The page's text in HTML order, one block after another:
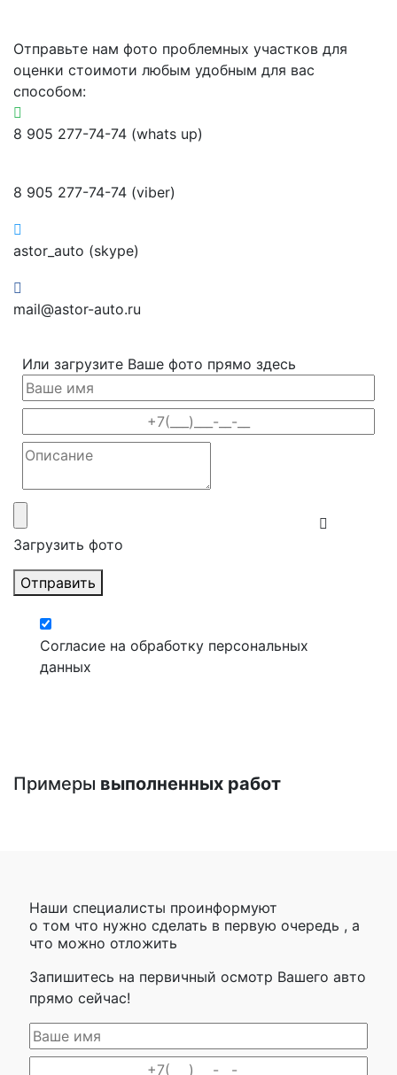
Отправьте нам фото проблемных участков для
оценки стоимоти любым удобным для вас
способом:
8 905 277-74-74 (whats up)
8 905 277-74-74 (viber)
astor_auto (skype)
mail@astor-auto.ru
Или загрузите Ваше фото прямо здесь
Загрузить фото
Отправить
Согласие на обработку персональных
данных
Примеры выполненных работ
Наши специалисты проинформуют
о том что нужно сделать в первую очередь , а
что можно отложить
Запишитесь на первичный осмотр Вашего авто
прямо сейчас!